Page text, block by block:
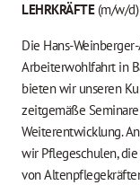
LEHRKRÄFTE(m/w/d)
Die Hans-
Arbeiterwohlfahrt in
bieten wir unseren
zeitgemäße
Weiterentwicklung.
wir Pflegeschulen,
von